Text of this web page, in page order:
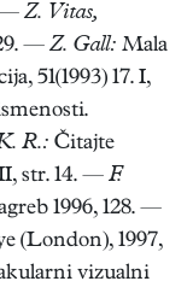
— Z. Vitas,
— Z. Gall: Mala
51(1993) 17. I,
R.: Čitajte
str. 14. — F.
1996, 128. —
(London), 1997,
vizualni